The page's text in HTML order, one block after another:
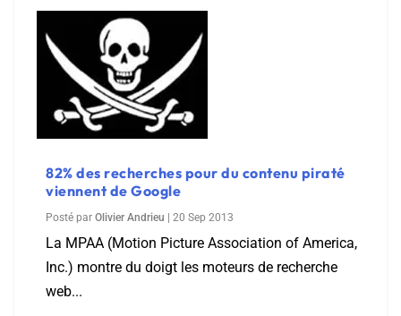
82% des recherches pour du contenu piraté
viennent de Google
Posté par Olivier Andrieu 20 Sep 2013
La MPAA (Motion Picture Association of America,
Inc.) montre du doigt les moteurs de recherche
web...